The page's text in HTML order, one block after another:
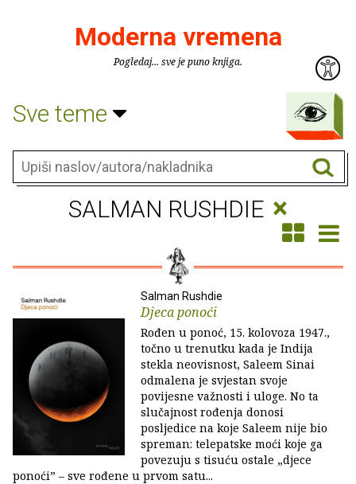
Moderna vremena
Pogledaj... sve je puno knjiga.
Sve teme
SALMAN RUSHDIE ×
Salman Rushdie
Djeca ponoći
Rođen u ponoć, 15. kolovoza 1947.,
točno u trenutku kada je Indija
stekla neovisnost, Saleem Sinai
odmalena je svjestan svoje
povijesne važnosti i uloge. No ta
slučajnost rođenja donosi
posljedice na koje Saleem nije bio
spreman: telepatske moći koje ga
povezuju s tisuću ostale „djece
ponoći” – sve rođene u prvom satu...